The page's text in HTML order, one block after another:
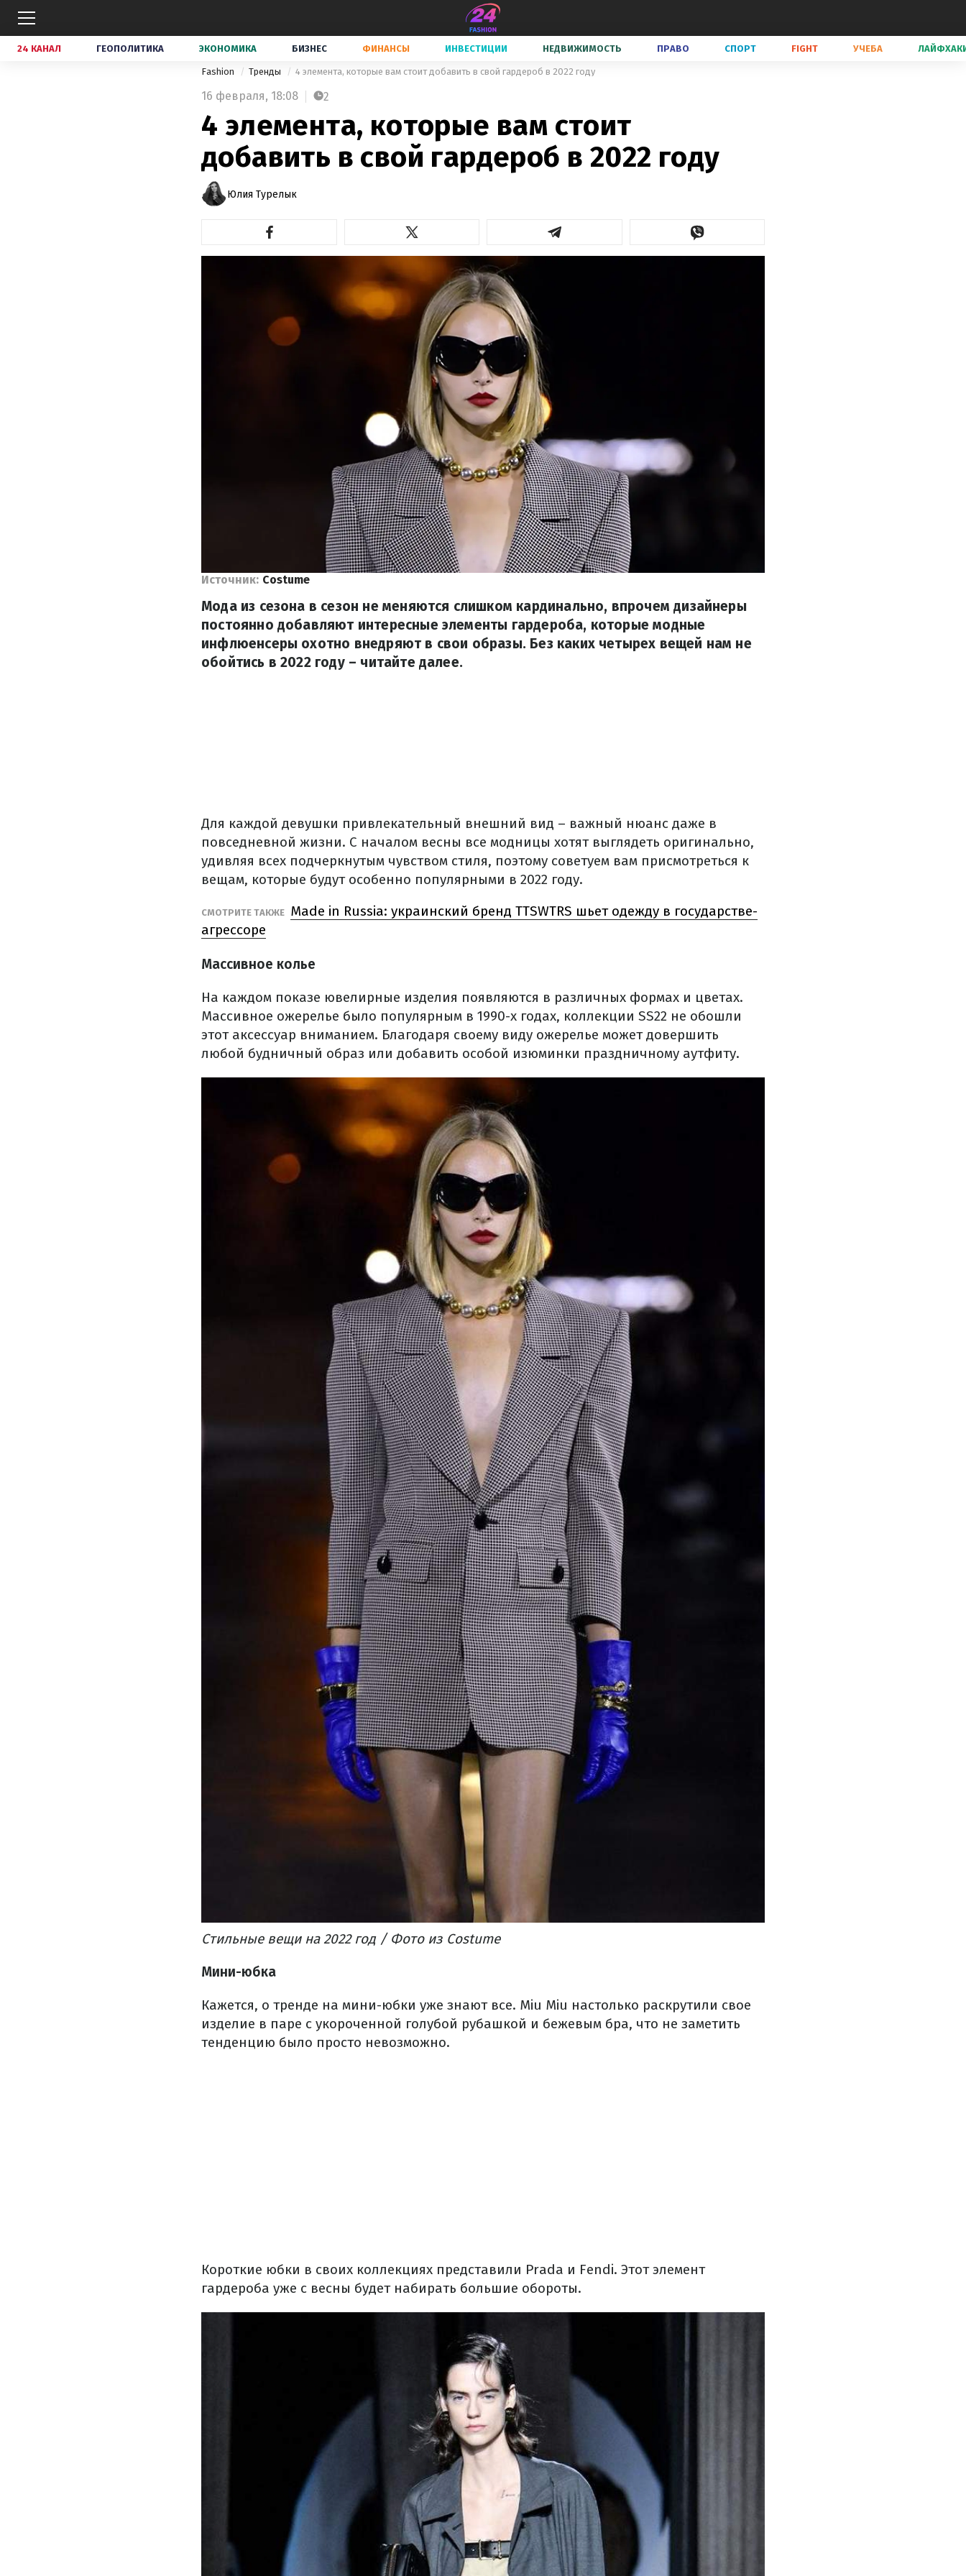
24 КАНАЛ ГЕОПОЛИТИКА ЭКОНОМИКА БИЗНЕС ФИНАНСЫ ИНВЕСТИЦИИ НЕДВИЖИМОСТЬ ПРАВО СПОРТ FIGHT УЧЕБА
Fashion Тренды 4 элемента, которые вам стоит добавить в свой гардероб в 2022 году
16 февраля, 18:08 2
4 элемента, которые вам стоит
добавить в свой гардероб в 2022 году
Юлия Турелык
Источник: Costume
Мода из сезона в сезон не меняются слишком кардинально, впрочем дизайнеры
постоянно добавляют интересные элементы гардероба, которые модные
инфлюенсеры охотно внедряют в свои образы. Без каких четырех вещей нам не
обойтись в 2022 году – читайте далее.
Для каждой девушки привлекательный внешний вид – важный нюанс даже в
повседневной жизни. С началом весны все модницы хотят выглядеть оригинально,
удивляя всех подчеркнутым чувством стиля, поэтому советуем вам присмотреться к
вещам, которые будут особенно популярными в 2022 году.
СМОТРИТЕ ТАКЖЕ Made in Russia: украинский бренд TTSWTRS шьет одежду в государстве-
агрессоре
Массивное колье
На каждом показе ювелирные изделия появляются в различных формах и цветах.
Массивное ожерелье было популярным в 1990-х годах, коллекции SS22 не обошли
этот аксессуар вниманием. Благодаря своему виду ожерелье может довершить
любой будничный образ или добавить особой изюминки праздничному аутфиту.
Стильные вещи на 2022 год / Фото из Costume
Мини-юбка
Кажется, о тренде на мини-юбки уже знают все. Miu Miu настолько раскрутили свое
изделие в паре с укороченной голубой рубашкой и бежевым бра, что не заметить
тенденцию было просто невозможно.
Короткие юбки в своих коллекциях представили Prada и Fendi. Этот элемент
гардероба уже с весны будет набирать большие обороты.